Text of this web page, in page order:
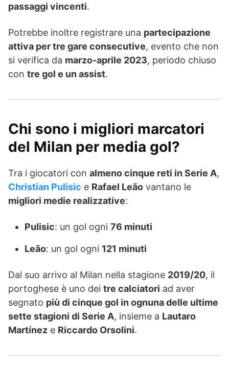
passaggi vincenti.
Potrebbe inoltre registrare una partecipazione
attiva per tre gare consecutive, evento che non
si verifica da marzo-aprile 2023, periodo chiuso
con tre gol e un assist.
Chi sono i migliori marcatori
del Milan per media gol?
Tra i giocatori con almeno cinque reti in Serie A,
Christian Pulisic e Rafael Leão vantano le
migliori medie realizzative:
Pulisic: un gol ogni 76 minuti
Leão: un gol ogni 121 minuti
Dal suo arrivo al Milan nella stagione 2019/20, il
portoghese è uno dei tre calciatori ad aver
segnato più di cinque gol in ognuna delle ultime
sette stagioni di Serie A, insieme a Lautaro
Martínez e Riccardo Orsolini.